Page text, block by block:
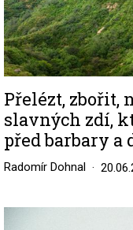
Přelézt, zbořit,
slavných zdí,
před barbary a
Radomír Dohnal